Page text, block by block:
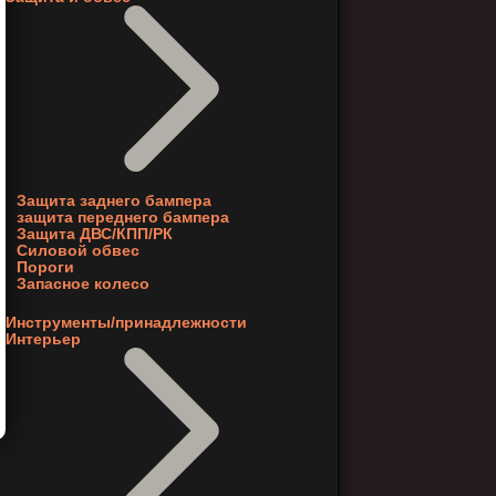
Защита заднего бампера
защита переднего бампера
Защита ДВС/КПП/РК
Силовой обвес
Пороги
Запасное колесо
Инструменты/принадлежности
Интерьер